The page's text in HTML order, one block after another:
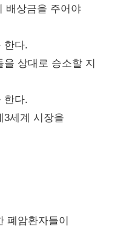
배상금을 주어야
한다.
상대로 승소할 지
한다.
3세계 시장을
폐암환자들이